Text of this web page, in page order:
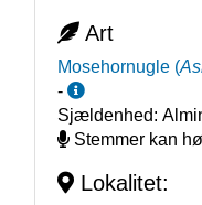
Art
Mosehornugle (
-
Sjældenhed:
Stemmer kan
Lokalitet: